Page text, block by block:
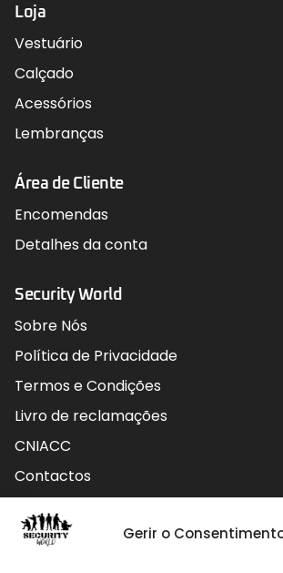
Gerir o
Loja
Vestuário
Calçado
Acessórios
Lembranças
Área de Cliente
Encomendas
Detalhes da conta
Security World
Sobre Nós
Política de Privacidade
Termos e Condições
Livro de reclamações
CNIACC
Contactos
Contactos